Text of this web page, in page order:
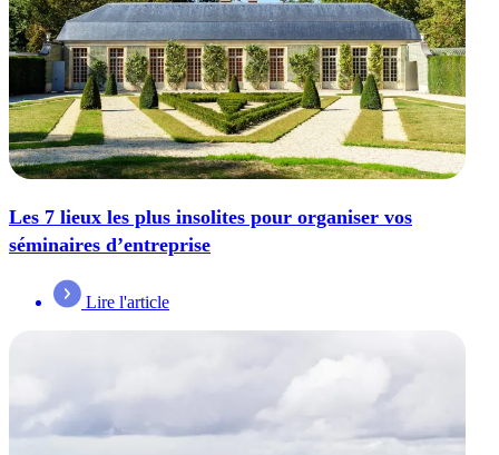
Les 7 lieux les plus insolites pour organiser vos
séminaires d’entreprise
Lire l'article